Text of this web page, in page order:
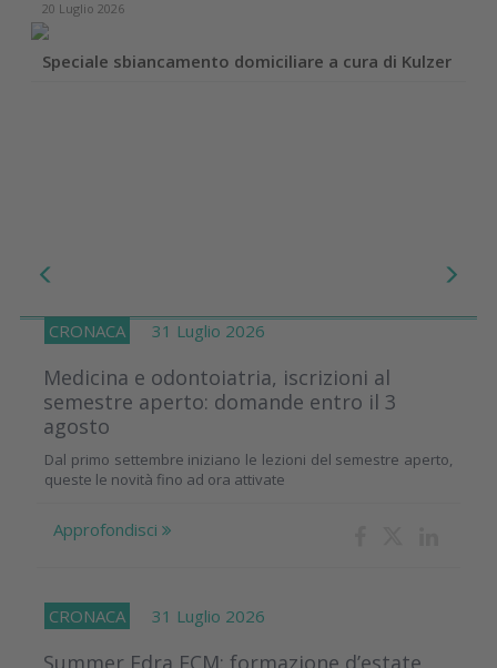
20 Luglio 2026
Speciale sbiancamento domiciliare a cura di Kulzer
CRONACA 31 Luglio 2026
Medicina e odontoiatria, iscrizioni al
semestre aperto: domande entro il 3
agosto
Dal primo settembre iniziano le lezioni del semestre aperto,
queste le novità fino ad ora attivate
Approfondisci
CRONACA 31 Luglio 2026